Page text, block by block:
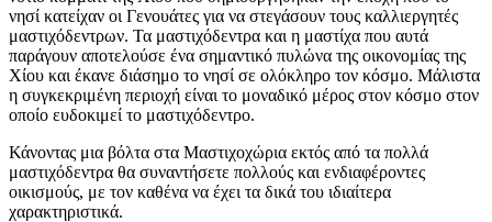
νησί κατείχαν οι Γενουάτες για να στεγάσουν τους καλλιεργητές
μαστιχόδεντρων. Τα μαστιχόδεντρα και η μαστίχα που αυτά
παράγουν αποτελούσε ένα σημαντικό πυλώνα της οικονομίας της
Χίου και έκανε διάσημο το νησί σε ολόκληρο τον κόσμο. Μάλιστα
η συγκεκριμένη περιοχή είναι το μοναδικό μέρος στον κόσμο στον
οποίο ευδοκιμεί το μαστιχόδεντρο.
Κάνοντας μια βόλτα στα Μαστιχοχώρια εκτός από τα πολλά
μαστιχόδεντρα θα συναντήσετε πολλούς και ενδιαφέροντες
οικισμούς, με τον καθένα να έχει τα δικά του ιδιαίτερα
χαρακτηριστικά.